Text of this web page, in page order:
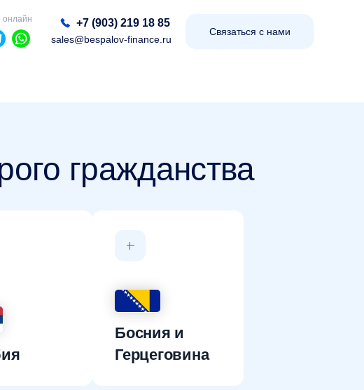
Связаться с нами
sales@bespalov-finance.ru
+7 (903) 219 18 85
гражданства
Босния и
Герцеговина